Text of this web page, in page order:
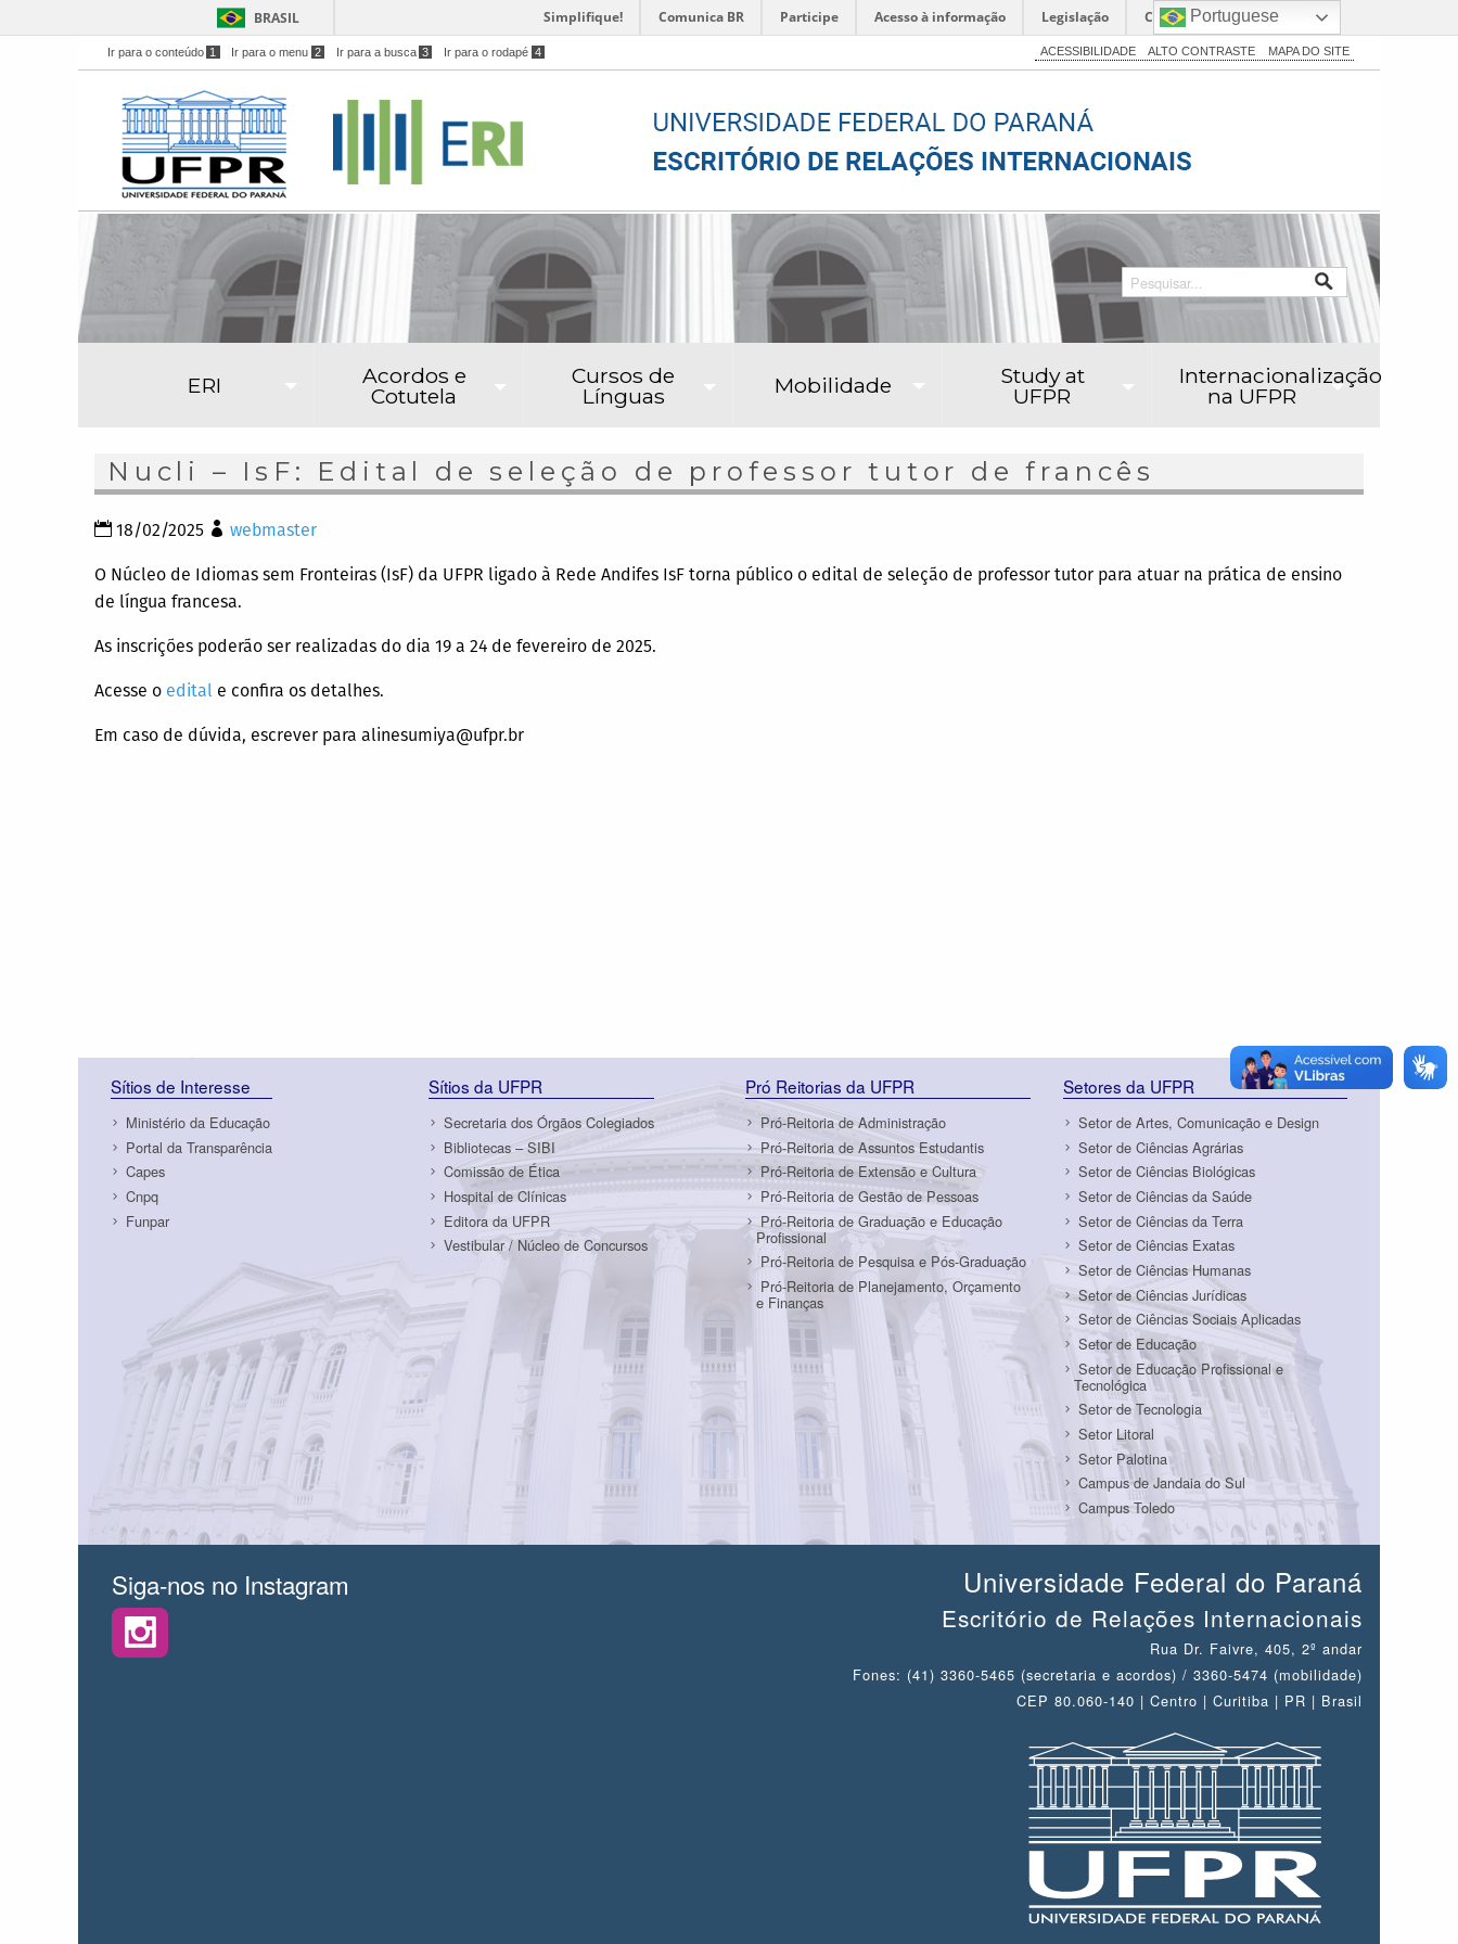
BRASIL Simplifique! Comunica BR Participe Acesso à informação Legislação Canais
Ir para o conteúdo 1 Ir para o menu 2 Ir para a busca 3 Ir para o rodapé 4 ACESSIBILIDADE ALTO CONTRASTE MAPA DO SITE
ERI Acordos e
Cotutela
Cursos de
Línguas Mobilidade Study at
UFPR
Internacionalização
na UFPR
Nucli – IsF: Edital de seleção de professor tutor de francês
18/02/2025 webmaster
O Núcleo de Idiomas sem Fronteiras (IsF) da UFPR ligado à Rede Andifes IsF torna público o edital de seleção de professor tutor para atuar na prática de ensino
de língua francesa.
As inscrições poderão ser realizadas do dia 19 a 24 de fevereiro de 2025.
Acesse o edital e confira os detalhes.
Em caso de dúvida, escrever para alinesumiya@ufpr.br
Sítios de Interesse
Ministério da Educação
Portal da Transparência
Capes
Cnpq
Funpar
Sítios da UFPR
Secretaria dos Órgãos Colegiados
Bibliotecas – SIBI
Comissão de Ética
Hospital de Clínicas
Editora da UFPR
Vestibular / Núcleo de Concursos
Pró Reitorias da UFPR
Pró-Reitoria de Administração
Pró-Reitoria de Assuntos Estudantis
Pró-Reitoria de Extensão e Cultura
Pró-Reitoria de Gestão de Pessoas
Pró-Reitoria de Graduação e Educação
Profissional
Pró-Reitoria de Pesquisa e Pós-Graduação
Pró-Reitoria de Planejamento, Orçamento
e Finanças
Setores da UFPR
Setor de Artes, Comunicação e Design
Setor de Ciências Agrárias
Setor de Ciências Biológicas
Setor de Ciências da Saúde
Setor de Ciências da Terra
Setor de Ciências Exatas
Setor de Ciências Humanas
Setor de Ciências Jurídicas
Setor de Ciências Sociais Aplicadas
Setor de Educação
Setor de Educação Profissional e
Tecnológica
Setor de Tecnologia
Setor Litoral
Setor Palotina
Campus de Jandaia do Sul
Campus Toledo
Siga-nos no Instagram Universidade Federal do Paraná
Escritório de Relações Internacionais
Rua Dr. Faivre, 405, 2º andar
Fones: (41) 3360-5465 (secretaria e acordos) / 3360-5474 (mobilidade)
CEP 80.060-140 | Centro | Curitiba | PR | Brasil
Portuguese